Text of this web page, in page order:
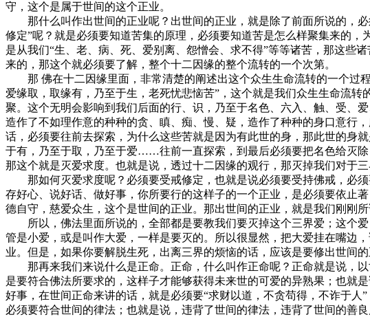
守，这个是属于世间的这个正业。
那什么叫作出世间的正业呢？出世间的正业，就是除了前面所说的，必
修定”呢？就是必须要知道苦集的原理，必须要知道苦是怎么样聚集来的
是从我们“生、老、病、死、爱别离、怨憎会、求不得”等等诸苦，那这些
来的，那这个就必须要了解，整个十二因缘的整个流转的一个次第。
那 佛在十二因缘里面，非常清楚的阐述出这个众生生命流转的一个过程
爱缘取，取缘有，乃至于生，老死忧悲恼苦”，这个就是我们众生生命流
聚。这个无明会影响到我们后面的行、识，乃至于名色、六入、触、受、
造作了不如理作意的种种的贪、瞋、痴、慢、疑，造作了种种的身口意行
话，必须要往前去探索，为什么这些苦就是因为有此世的身，那此世的身
于有，乃至于取，乃至于爱……往前一直探索，到最后必须要把名色给灭
那这个就是灭爱求度。也就是说，透过十二因缘的观行，那灭掉我们对于
那如何灭爱求度呢？必须要受戒修定，也就是说必须要受持佛戒，必须
存好心、说好话、做好事，你所要行的这样子的一个正业，是必须要依止
德自守，慈爱众生，这个是世间的正业。那出世间的正业，就是我们刚刚
所以，佛法里面所说的，全部都是要教我们要灭掉这个三界爱；这个爱
管是小爱，或是叫作大爱，一样是要灭的。所以很显然，把大爱挂在嘴边
业。但是，如果你要解脱生死，出离三界的烦恼的话，应该是要修出世间
那再来我们来说什么是正命。正命，什么叫作正命呢？正命就是说，以
是要符合佛法所要求的，这样子才能够获得未来世的可爱的异熟果；也就
好事，在世间正命来讲的话，就是必须要“求财以道，不贪苟得，不诈于
必须要符合世间的律法；也就是说，违背了世间的律法，违背了世间的善